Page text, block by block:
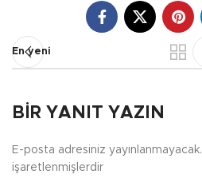
En yeni
BIR YANIT YAZIN
E-posta adresiniz yayınlanmayacak.
işaretlenmişlerdir